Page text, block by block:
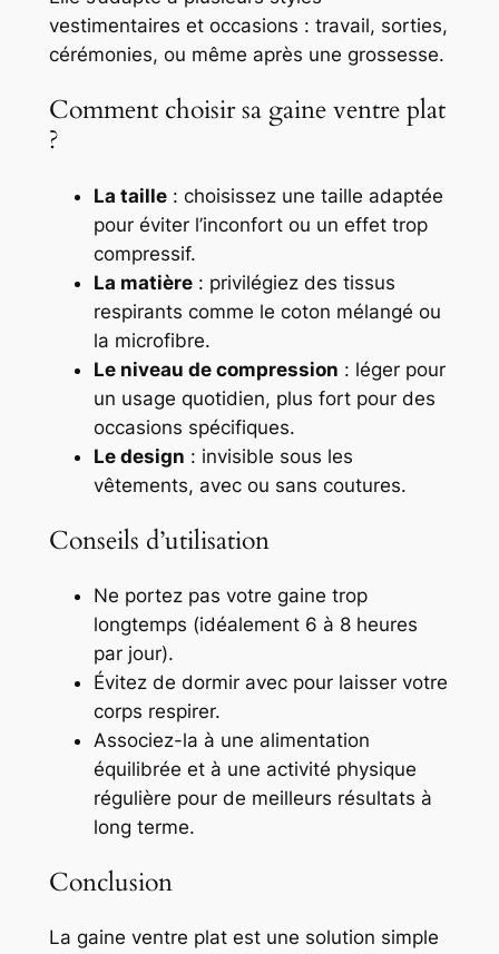
vestimentaires et occasions : travail, sorties,
cérémonies, ou même après une grossesse.
Comment choisir sa gaine ventre plat
?
La taille: choisissez une taille adaptée
pour éviter l’inconfort ou un effet trop
compressif.
La matière: privilégiez des tissus
respirants comme le coton mélangé ou
la microfibre.
Le niveau de compression : léger pour
un usage quotidien, plus fort pour des
occasions spécifiques.
Le design : invisible sous les
vêtements, avec ou sans coutures.
Conseils d’utilisation
Ne portez pas votre gaine trop
longtemps (idéalement 6 à 8 heures
par jour).
Évitez de dormir avec pour laisser votre
corps respirer.
Associez-la à une alimentation
équilibrée et à une activité physique
régulière pour de meilleurs résultats à
long terme.
Conclusion
La gaine ventre plat est une solution simple